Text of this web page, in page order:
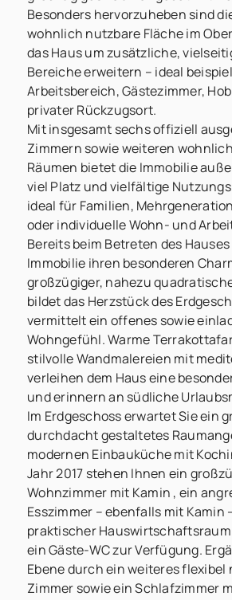
Besonders hervorzuheben sind
wohnlich nutzbare Fläche im
das Haus um zusätzliche,
Bereiche erweitern – ideal
Arbeitsbereich, Gästezimmer,
privater Rückzugsort.
Mit insgesamt sechs offiziell
Zimmern sowie weiteren
Räumen bietet die Immobilie
viel Platz und vielfältige
ideal für Familien,
oder individuelle Wohn- und
Bereits beim Betreten des
Immobilie ihren besonderen
großzügiger, nahezu
bildet das Herzstück des
vermittelt ein offenes sowie
Wohngefühl. Warme
stilvolle Wandmalereien mit
verleihen dem Haus eine
und erinnern an südliche
Im Erdgeschoss erwartet Sie ein
durchdacht gestaltetes
modernen Einbauküche mit
Jahr 2017 stehen Ihnen ein
Wohnzimmer mit Kamin , ein
Esszimmer – ebenfalls mit Kamin
praktischer Hauswirtschaftsraum
ein Gäste-WC zur Verfügung.
Ebene durch ein weiteres flexibel
Zimmer sowie ein Schlafzimmer